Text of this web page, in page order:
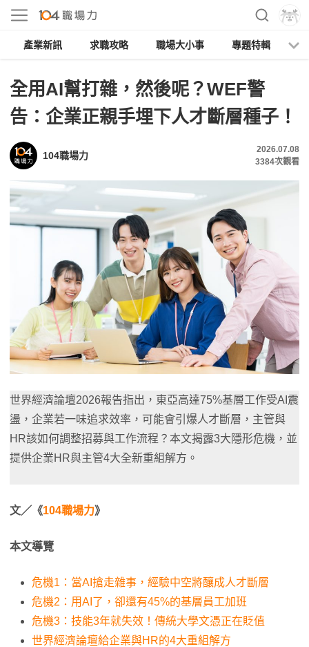
產業新訊 求職攻略 職場大小事 專題特輯
全用AI幫打雜，然後呢？WEF警
告：企業正親手埋下人才斷層種子！
104職場力
2026.07.08
3384次觀看
世界經濟論壇2026報告指出，東亞高達75%基層工作受AI震
盪，企業若一味追求效率，可能會引爆人才斷層，主管與
HR該如何調整招募與工作流程？本文揭露3大隱形危機，並
提供企業HR與主管4大全新重組解方。
文／《104職場力》
本文導覽
危機1：當AI搶走雜事，經驗中空將釀成人才斷層
危機2：用AI了，卻還有45%的基層員工加班
危機3：技能3年就失效！傳統大學文憑正在貶值
世界經濟論壇給企業與HR的4大重組解方